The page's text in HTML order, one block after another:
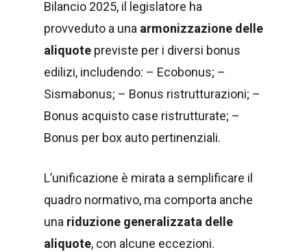
Bilancio 2025, il legislatore ha
provveduto a una armonizzazione delle
aliquote previste per i diversi bonus
edilizi, includendo: – Ecobonus; –
Sismabonus; – Bonus ristrutturazioni; –
Bonus acquisto case ristrutturate; –
Bonus per box auto pertinenziali.
L’unificazione è mirata a semplificare il
quadro normativo, ma comporta anche
una riduzione generalizzata delle
aliquote, con alcune eccezioni.